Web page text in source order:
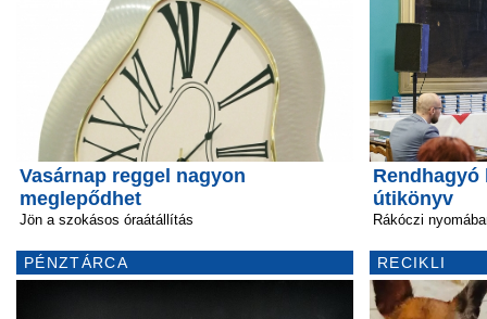
Vasárnap reggel nagyon
meglepődhet
Jön a szokásos óraátállítás
PÉNZTÁRCA
Rendhagyó
útikönyv
Rákóczi
RECIKLI